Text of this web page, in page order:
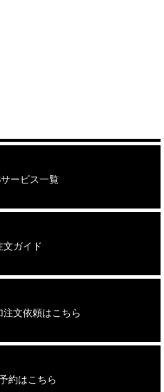
ービス一覧
ガイド
文依頼はこちら
約はこちら